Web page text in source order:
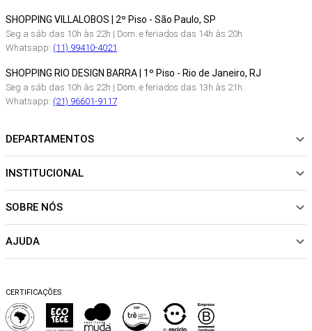
SHOPPING VILLALOBOS | 2º Piso - São Paulo, SP
Seg a sáb das 10h às 22h | Dom. e feriados das 14h às 20h
Whatsapp: (11) 99410-4021
SHOPPING RIO DESIGN BARRA | 1º Piso - Rio de Janeiro, RJ
Seg a sáb das 10h às 22h | Dom. e feriados das 13h às 21h
Whatsapp: (21) 96601-9117
DEPARTAMENTOS
NOVIDADES
CALÇADOS
SALE
INSTITUCIONAL
Sobre Nós
Sustentabilidade
Trocas e Devoluções
Perguntas Frequentes
Blog
SOBRE NÓS
Política de pagamento
AJUDA
Dicas de cuidados
Falar no WhatsApp
CERTIFICAÇÕES